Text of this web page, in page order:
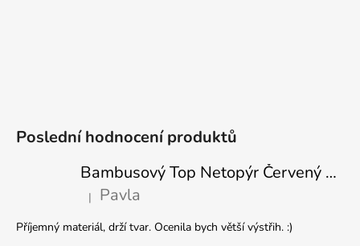
Poslední hodnocení produktů
Bambusový Top Netopýr Červený 3/4 Rukáv Volný Střih Dámský
Hodnocení produktu je 5 z 5 hvězdiček.
| Pavla
Příjemný materiál, drží tvar. Ocenila bych větší výstřih. :)